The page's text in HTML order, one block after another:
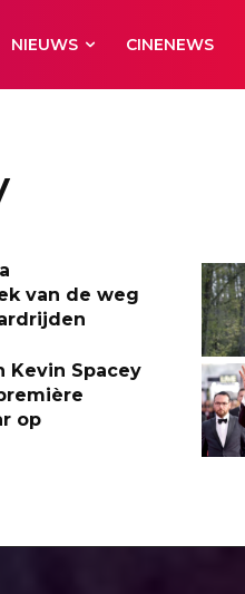
NIEUWS CINENEWS
van de weg
Kevin Spacey
op